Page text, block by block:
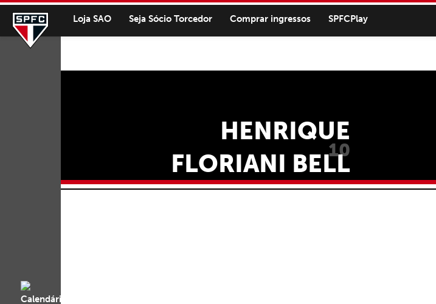
Loja SAO Seja Sócio Torcedor Comprar ingressos SPFCPlay
10
HENRIQUE
FLORIANI BELL